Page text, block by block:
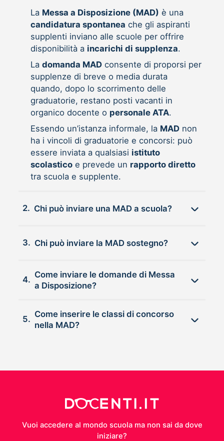
La Messa a Disposizione (MAD) è una
candidatura spontanea che gli aspiranti
supplenti inviano alle scuole per offrire
disponibilità a incarichi di supplenza.
La domanda MADconsente di proporsi per
supplenze di breve o media durata
quando, dopo lo scorrimento delle
graduatorie, restano posti vacanti in
organico docente o personale ATA.
Essendo un’istanza informale, la MADnon
ha i vincoli di graduatorie e concorsi: può
essere inviata a qualsiasi istituto
scolasticoe prevede un rapporto diretto
tra scuola e supplente.
2. Chi può inviare una MAD a scuola?
3. Chi può inviare la MAD sostegno?
4.
Come inviare le domande di Messa
a Disposizione?
5.
Come inserire le classi di concorso
nella MAD?
Vuoi accedere al mondo scuola ma non sai da dove
iniziare?